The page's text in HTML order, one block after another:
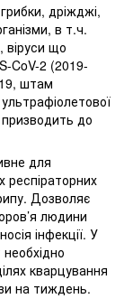
дріжджі,
в т.ч.
віруси що
CoV-2 (2019-
штам
до
для
респіраторних
Дозволяє
людини
інфекції. У
кварцування
на тиждень.